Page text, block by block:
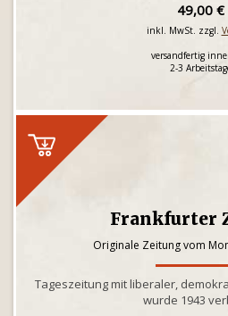
49,00 €
inkl. MwSt. zzgl.
versandfertig
2-3
Frankfurter
Originale Zeitung vom
Tageszeitung mit liberaler,
wurde 1943